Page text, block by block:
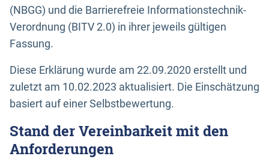
(NBGG) und die Barrierefreie Informationstechnik-
Verordnung (BITV 2.0) in ihrer jeweils gültigen
Fassung.
Diese Erklärung wurde am 22.09.2020 erstellt und
zuletzt am 10.02.2023 aktualisiert. Die Einschätzung
basiert auf einer Selbstbewertung.
Stand der Vereinbarkeit mit den
Anforderungen